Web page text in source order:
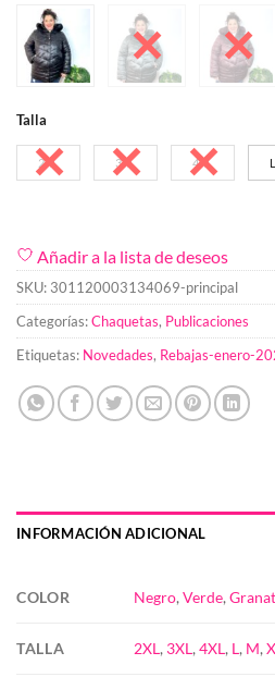
Talla
2XL 3XL 4XL L
Añadir a la lista de deseos
SKU: 301120003134069-principal
Categorías:Chaquetas, Publicaciones
Etiquetas: Novedades, Rebajas-enero-
INFORMACIÓN ADICIONAL
COLOR Negro,Verde,
TALLA 2XL, 3XL,4XL, L, M,